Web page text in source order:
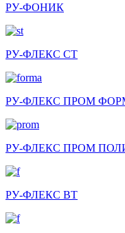
РУ-ФОНИК
РУ-ФЛЕКС СТ
РУ-ФЛЕКС ПРОМ
РУ-ФЛЕКС ПРОМ
РУ-ФЛЕКС ВТ